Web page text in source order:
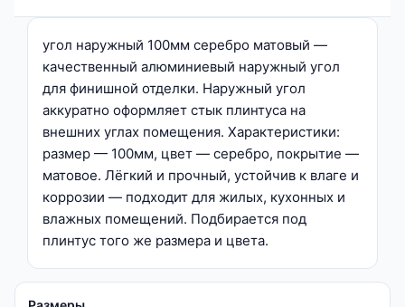
угол наружный 100мм серебро матовый —
качественный алюминиевый наружный угол
для финишной отделки. Наружный угол
аккуратно оформляет стык плинтуса на
внешних углах помещения. Характеристики:
размер — 100мм, цвет — серебро, покрытие —
матовое. Лёгкий и прочный, устойчив к влаге и
коррозии — подходит для жилых, кухонных и
влажных помещений. Подбирается под
плинтус того же размера и цвета.